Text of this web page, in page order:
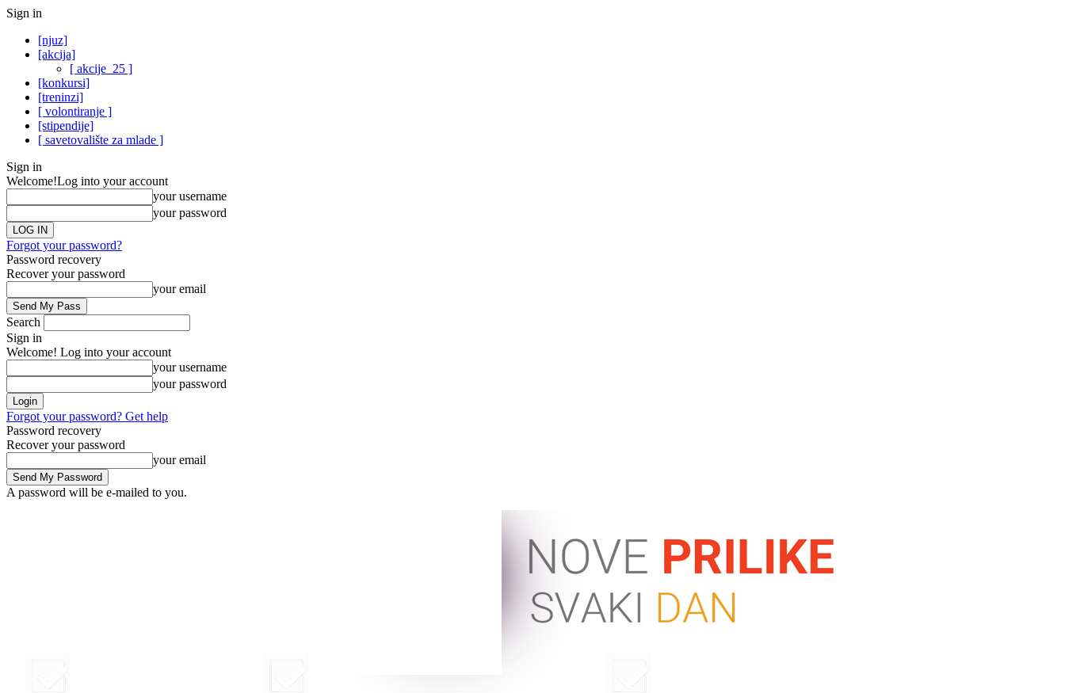
Sign in
[njuz]
[akcija]
[ akcije_25 ]
[konkursi]
[treninzi]
[ volontiranje ]
[stipendije]
[ savetovalište za mlade ]
Sign in
Welcome!Log into your account
your username
your password
Forgot your password?
Password recovery
Recover your password
your email
Search
Sign in
Welcome! Log into your account
your username
your password
Forgot your password? Get help
Password recovery
Recover your password
your email
A password will be e-mailed to you.